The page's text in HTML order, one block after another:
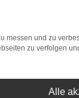
messen und zu
zu verfolgen
Alle